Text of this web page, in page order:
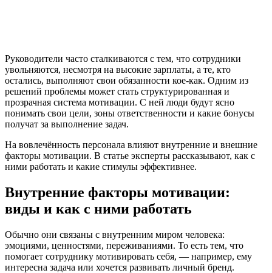
Руководители часто сталкиваются с тем, что сотрудники
увольняются, несмотря на высокие зарплаты, а те, кто
остались, выполняют свои обязанности кое-как. Одним из
решений проблемы может стать структурированная и
прозрачная система мотивации. С ней люди будут ясно
понимать свои цели, зоны ответственности и какие бонусы
получат за выполнение задач.
На вовлечённость персонала влияют внутренние и внешние
факторы мотивации. В статье эксперты рассказывают, как с
ними работать и какие стимулы эффективнее.
Внутренние факторы мотивации:
виды и как с ними работать
Обычно они связаны с внутренним миром человека:
эмоциями, ценностями, переживаниями. То есть тем, что
помогает сотруднику мотивировать себя, — например, ему
интересна задача или хочется развивать личный бренд.